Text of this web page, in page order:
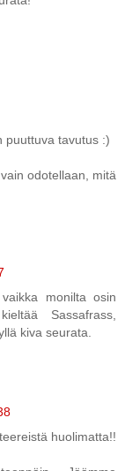
puuttuva tavutus :)
odotellaan, mitä
monilta osin
Sassafrass,
kiva seurata.
huolimatta!!